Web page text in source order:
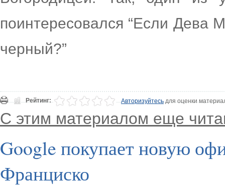
поинтересовался “Если Дева
черный?”
Рейтинг: Авторизуйтесьдля оценки
С этим материалом еще
Google покупает новую
Франциско